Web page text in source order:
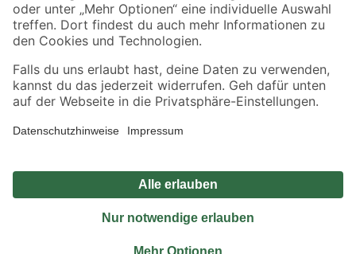
Alle Preisangaben in EUR inkl. gesetzl. MwSt.. Die dargestellten Angebote sind unter
Umständen nicht in allen Märkten verfügbar. Die angegebenen Verfügbarkeiten beziehen
Produkte nur solange der Vorrat reicht.
*Paketversand ab 59 € versandkostenfrei, gilt nicht für Artikel mit Speditionsversand, hier
Privatsphäre Impressum
Nutzungsbedingungen
Widerrufsrecht
Vertrag widerrufen